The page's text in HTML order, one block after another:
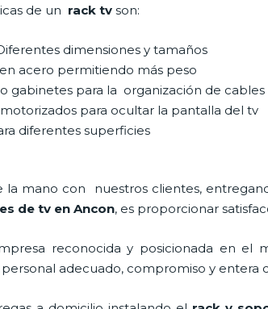
de un rack tv son:
dimensiones y tamaños
acero permitiendo más peso
gabinetes para la organización de cables
para ocultar la pantalla del tv
diferentes superficies
la mano con nuestros clientes,
de tv en Ancon, es proporcionar
reconocida y posicionada en el
adecuado, compromiso y